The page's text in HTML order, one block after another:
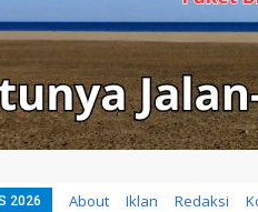
2026 About Iklan Redaksi